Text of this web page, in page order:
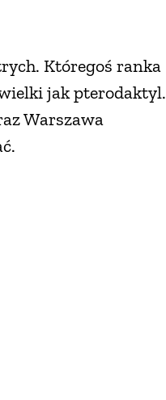
Któregoś ranka
jak pterodaktyl.
Warszawa